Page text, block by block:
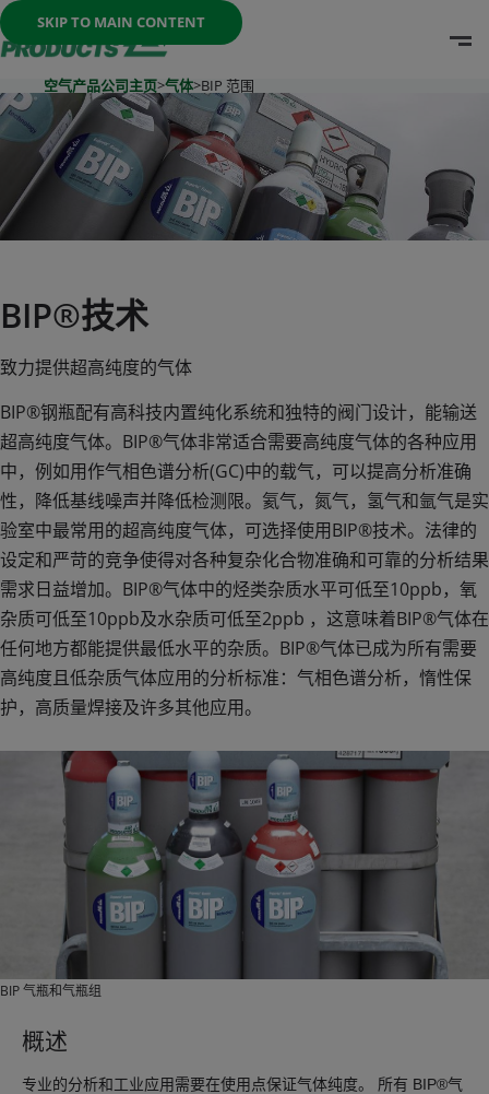
SKIP TO MAIN CONTENT
Once the menu is open you can move between options
空气产品公司主页>气体>BIP 范围
BIP®技术
致力提供超高纯度的气体
BIP®钢瓶配有高科技内置纯化系统和独特的阀门设计，能输送
超高纯度气体。BIP®气体非常适合需要高纯度气体的各种应用
中，例如用作气相色谱分析(GC)中的载气，可以提高分析准确
性，降低基线噪声并降低检测限。氦气，氮气，氢气和氩气是实
验室中最常用的超高纯度气体，可选择使用BIP®技术。法律的
设定和严苛的竞争使得对各种复杂化合物准确和可靠的分析结果
需求日益增加。BIP®气体中的烃类杂质水平可低至10ppb，氧
杂质可低至10ppb及水杂质可低至2ppb ，这意味着BIP®气体在
任何地方都能提供最低水平的杂质。BIP®气体已成为所有需要
高纯度且低杂质气体应用的分析标准：气相色谱分析，惰性保
护，高质量焊接及许多其他应用。
BIP 气瓶和气瓶组
概述
专业的分析和工业应用需要在使用点保证气体纯度。 所有 BIP®气